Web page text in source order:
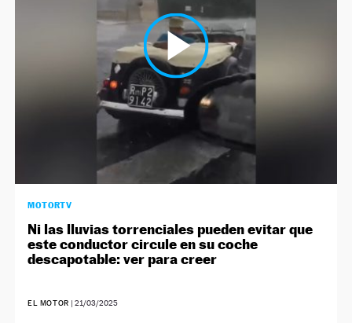
MOTORTV
Ni las lluvias torrenciales pueden evitar que
este conductor circule en su coche
descapotable: ver para creer
EL MOTOR |21/03/2025